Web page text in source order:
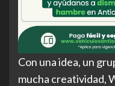
Con una idea, un
mucha creatividad,